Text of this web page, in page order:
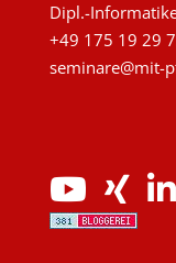
Dipl.-
+49 175 19 29
seminare@mit-